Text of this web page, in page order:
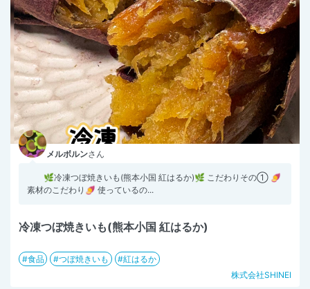
メルボルンさん
🌿冷凍つぼ焼きいも(熊本小国 紅はるか)🌿 こだわりその① 🍠
素材のこだわり🍠 使っているの...
冷凍つぼ焼きいも(熊本小国 紅はるか)
食品 つぼ焼きいも
紅はるか
株式会社SHINEI